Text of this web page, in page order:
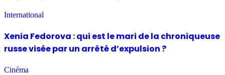
International
Xenia Fedorova : qui est le mari de la chroniqueuse
russe visée par un arrêté d’expulsion ?
Cinéma